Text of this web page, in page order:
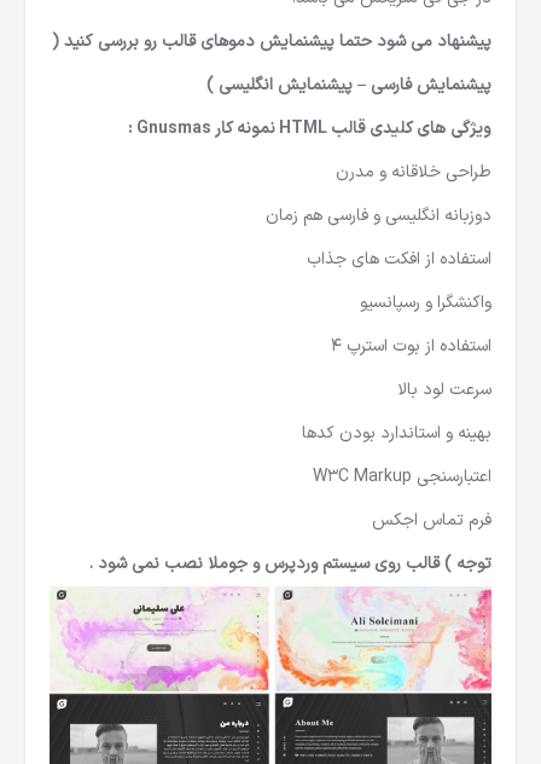
پیشنهاد می شود حتما پیشنمایش دموهای قالب رو بررسی کنید (
پیشنمایش فارسی –پیشنمایش انگلیسی )
ویژگی های کلیدیقالب HTML نمونه کار Gnusmas
:
طراحی خلاقانه و مدرن
دوزبانه انگلیسی و فارسی هم زمان
استفاده از افکت های جذاب
واکنشگرا و رسپانسیو
استفاده از بوت استرپ 4
سرعت لود بالا
بهینه و استاندارد بودن کدها
اعتبارسنجی W3C Markup
فرم تماس اجکس
توجه ) قالب روی سیستم وردپرس و جوملا نصب نمی شود .